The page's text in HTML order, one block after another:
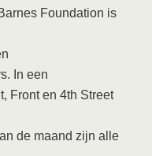
Foundation is
In een
Front en 4th Street
de maand zijn alle